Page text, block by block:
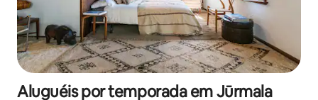
Aluguéis por temporada em Jūrmala